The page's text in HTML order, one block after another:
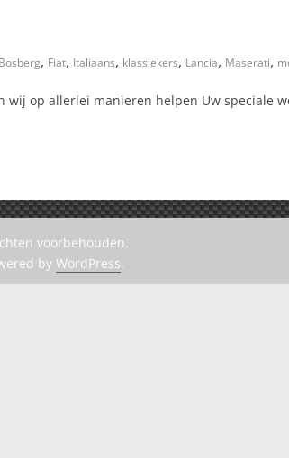
, Fiat, Italiaans, klassiekers, Lancia, Maserati,
wij op allerlei manieren helpen Uw speciale
voorbehouden.
by WordPress.